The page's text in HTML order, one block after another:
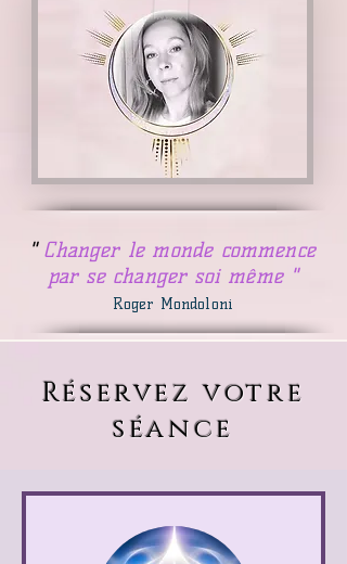
" Changer le monde commence
par se changer soi même "
Roger Mondoloni
Réservez votre
séance